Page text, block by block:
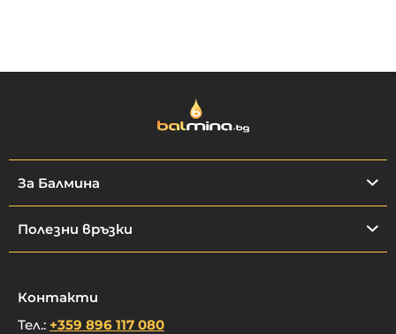
За Балмина
Полезни връзки
Контакти
Тел.: +359 896 117 080